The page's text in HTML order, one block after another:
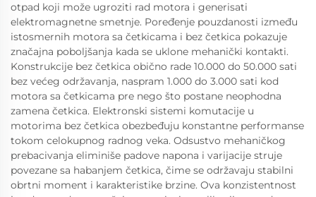
otpad koji može ugroziti rad motora i generisati
elektromagnetne smetnje. Poređenje pouzdanosti između
istosmernih motora sa četkicama i bez četkica pokazuje
značajna poboljšanja kada se uklone mehanički kontakti.
Konstrukcije bez četkica obično rade 10.000 do 50.000 sati
bez većeg održavanja, naspram 1.000 do 3.000 sati kod
motora sa četkicama pre nego što postane neophodna
zamena četkica. Elektronski sistemi komutacije u
motorima bez četkica obezbeđuju konstantne performanse
tokom celokupnog radnog veka. Odsustvo mehaničkog
prebacivanja eliminiše padove napona i varijacije struje
povezane sa habanjem četkica, čime se održavaju stabilni
obrtni moment i karakteristike brzine. Ova konzistentnost